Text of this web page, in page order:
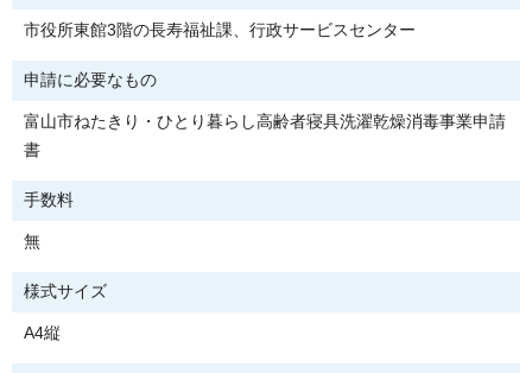
市役所東館3階の長寿福祉課、行政サービスセンター
申請に必要なもの
富山市ねたきり・ひとり暮らし高齢者寝具洗濯乾燥消毒事業申請
書
手数料
無
様式サイズ
A4縦